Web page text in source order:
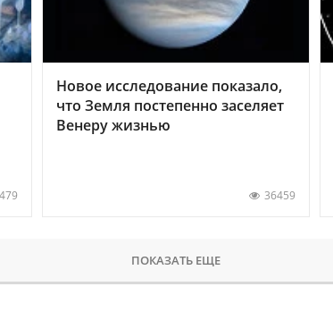
Новое исследование показало,
что Земля постепенно заселяет
Венеру жизнью
36459
ПОКАЗАТЬ ЕЩЕ